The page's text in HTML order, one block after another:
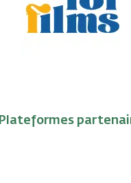
Plateformes